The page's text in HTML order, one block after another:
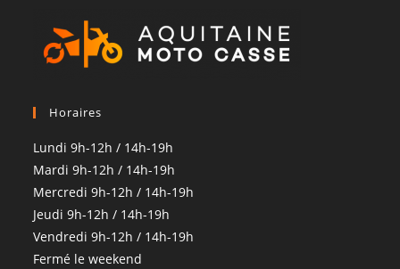
Horaires
Lundi 9h-12h / 14h-19h
Mardi 9h-12h / 14h-19h
Mercredi 9h-12h / 14h-19h
Jeudi 9h-12h / 14h-19h
Vendredi 9h-12h / 14h-19h
Fermé le weekend